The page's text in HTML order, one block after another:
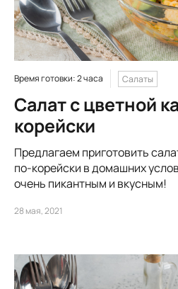
Время готовки: 2 часа Салаты
Салат с цветной
корейски
Предлагаем приготовить
по-корейски в домашних
очень пикантным и вкусным!
28 мая, 2021